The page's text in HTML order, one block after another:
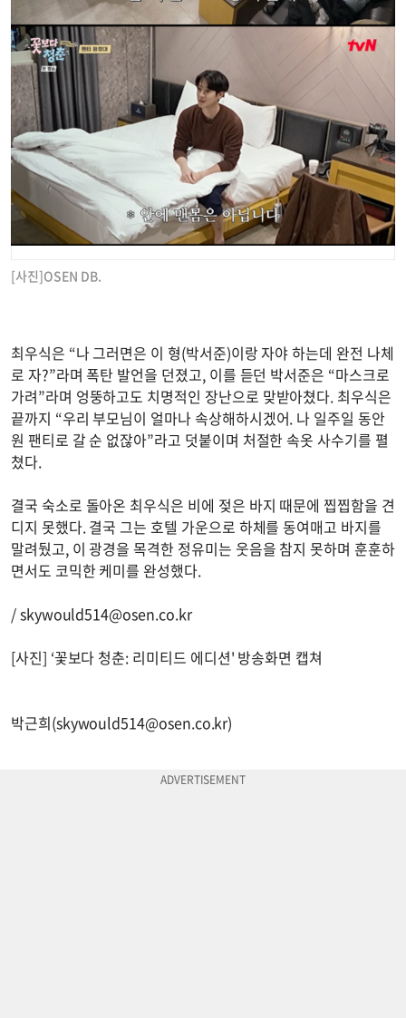
[사진]OSEN DB.
최우식은 “나 그러면은 이 형(박서준)이랑 자야 하는데 완전 나체
로 자?”라며 폭탄 발언을 던졌고, 이를 듣던 박서준은 “마스크로
가려”라며 엉뚱하고도 치명적인 장난으로 맞받아쳤다. 최우식은
끝까지 “우리 부모님이 얼마나 속상해하시겠어. 나 일주일 동안
원 팬티로 갈 순 없잖아”라고 덧붙이며 처절한 속옷 사수기를 펼
쳤다.
결국 숙소로 돌아온 최우식은 비에 젖은 바지 때문에 찝찝함을 견
디지 못했다. 결국 그는 호텔 가운으로 하체를 동여매고 바지를
말려뒀고, 이 광경을 목격한 정유미는 웃음을 참지 못하며 훈훈하
면서도 코믹한 케미를 완성했다.
/ skywould514@osen.co.kr
[사진] ‘꽃보다 청춘: 리미티드 에디션' 방송화면 캡쳐
박근희(skywould514@osen.co.kr)